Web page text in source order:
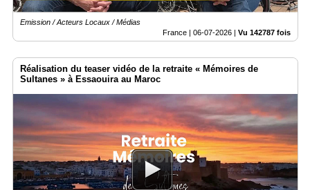
Emission / Acteurs Locaux / Médias
France | 06-07-2026 | Vu 142787 fois
Réalisation du teaser vidéo de la retraite « Mémoires de
Sultanes » à Essaouira au Maroc